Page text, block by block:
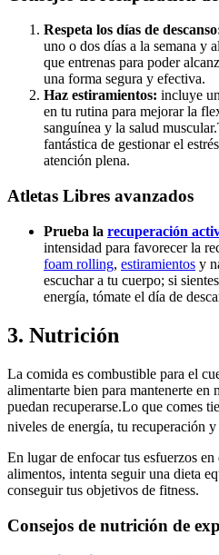
Respeta los días de
uno o dos días a la semana y
que entrenas para poder
una forma segura y efectiva.
Haz estiramientos: incluye
en tu rutina para mejorar la
sanguínea y la salud
fantástica de gestionar el
atención plena.
Atletas Libres avanzados
Prueba la recuperación
intensidad para favorecer la
foam rolling, estiramientos y
escuchar a tu cuerpo; si
energía, tómate el día de
3. Nutrición
La comida es combustible para el
alimentarte bien para mantenerte en
puedan recuperarse.Lo que comes
niveles de energía, tu recuperación
En lugar de enfocar tus esfuerzos
alimentos, intenta seguir una dieta
conseguir tus objetivos de fitness.
Consejos de nutrición de